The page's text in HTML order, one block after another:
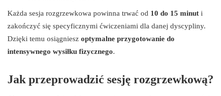
Każda sesja rozgrzewkowa powinna trwać od 10 do 15 minut i
zakończyć się specyficznymi ćwiczeniami dla danej dyscypliny.
Dzięki temu osiągniesz optymalne przygotowanie do
intensywnego wysiłku fizycznego.
Jak przeprowadzić sesję rozgrzewkową?